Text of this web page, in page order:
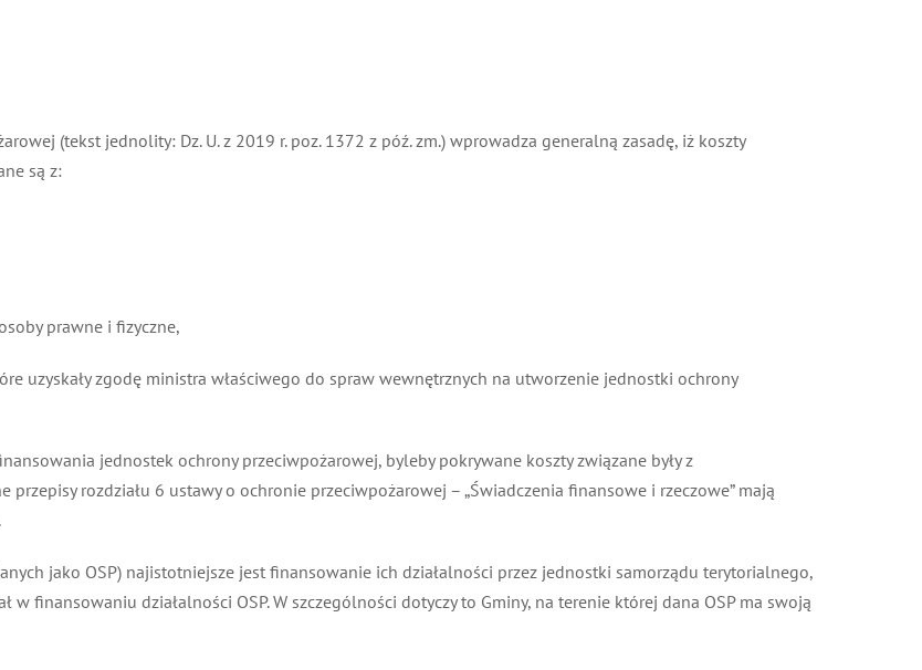
(tekst jednolity: Dz. U. z 2019 r. poz. 1372 z póź. zm.) wprowadza generalną zasadę, iż koszty
są z:
prawne i fizyczne,
uzyskały zgodę ministra właściwego do spraw wewnętrznych na utworzenie jednostki ochrony
jednostek ochrony przeciwpożarowej, byleby pokrywane koszty związane były z
rozdziału 6 ustawy o ochronie przeciwpożarowej – „Świadczenia finansowe i rzeczowe” mają
jako OSP) najistotniejsze jest finansowanie ich działalności przez jednostki samorządu terytorialnego,
finansowaniu działalności OSP. W szczególności dotyczy to Gminy, na terenie której dana OSP ma swoją